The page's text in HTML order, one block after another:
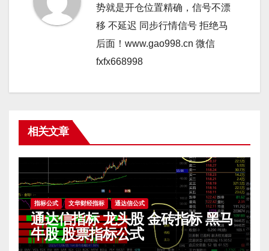
势就是开仓位置精确，信号不漂
移 不延迟 同步行情信号 拒绝马
后面！www.gao998.cn 微信
fxfx668998
相关文章
指标公式 文华财经指标 通达信公式
通达信指标 龙头股 金砖指标 黑马
牛股 股票指标公式